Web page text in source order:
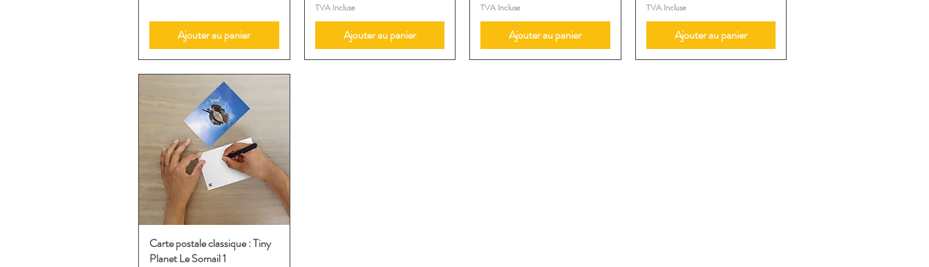
Ajouter au panier
TVA Incluse
Ajouter au panier
TVA Incluse
Ajouter au panier
TVA Incluse
Ajouter au panier
Aperçu rapide
Carte postale classique : Tiny
Planet Le Somail 1